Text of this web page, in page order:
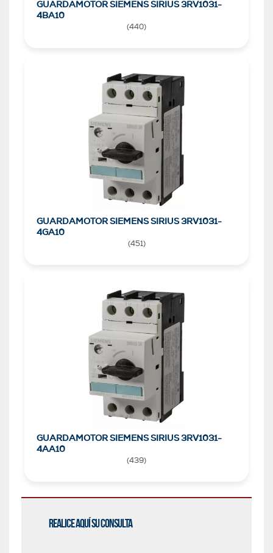
GUARDAMOTOR SIEMENS SIRIUS 3RV1031-
4BA10
(440)
GUARDAMOTOR SIEMENS SIRIUS 3RV1031-
4GA10
(451)
GUARDAMOTOR SIEMENS SIRIUS 3RV1031-
4AA10
(439)
Realice aquí su consulta